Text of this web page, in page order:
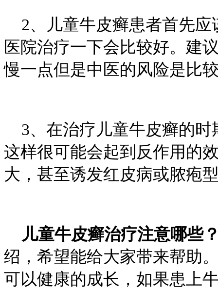
2、儿童牛皮癣患者首先应
医院治疗一下会比较好。建
慢一点但是中医的风险是比
3、在治疗儿童牛皮癣的时
这样很可能会起到反作用的
大，甚至诱发红皮病或脓疱
儿童牛皮癣治疗注意哪些
绍，希望能给大家带来帮助
可以健康的成长，如果患上